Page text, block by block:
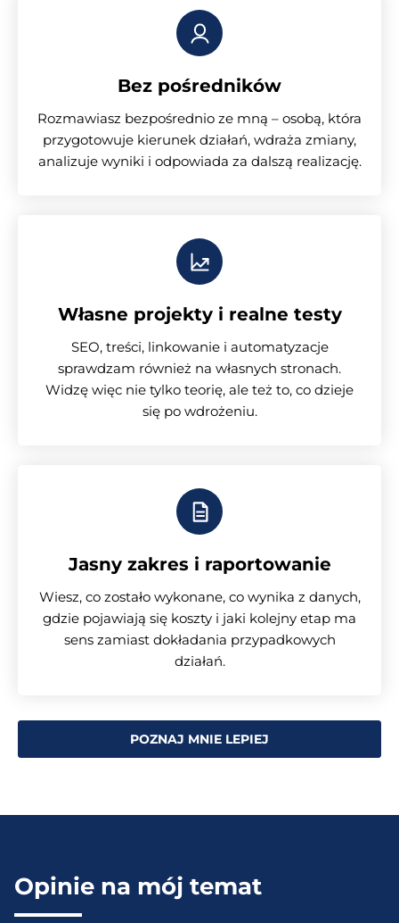
Bez pośredników
Rozmawiasz bezpośrednio ze mną – osobą, która
przygotowuje kierunek działań, wdraża zmiany,
analizuje wyniki i odpowiada za dalszą realizację.
Własne projekty i realne testy
SEO, treści, linkowanie i automatyzacje
sprawdzam również na własnych stronach.
Widzę więc nie tylko teorię, ale też to, co dzieje
się po wdrożeniu.
Jasny zakres i raportowanie
Wiesz, co zostało wykonane, co wynika z danych,
gdzie pojawiają się koszty i jaki kolejny etap ma
sens zamiast dokładania przypadkowych
działań.
POZNAJ MNIE LEPIEJ
Opinie na mój temat